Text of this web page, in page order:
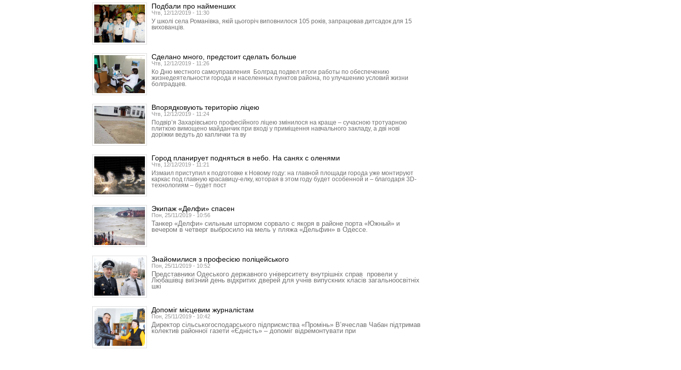
Подбали про найменших
Чтв, 12/12/2019 - 11:30
У школі села Романівка, якій цьогоріч виповнилося 105 років, запрацював дитсадок для 15
вихованців.
Сделано много, предстоит сделать больше
Чтв, 12/12/2019 - 11:26
Ко Дню местного самоуправления Болград подвел итоги работы по обеспечению
жизнедеятельности города и населенных пунктов района, по улучшению условий жизни
болградцев.
Впорядковують територію ліцею
Чтв, 12/12/2019 - 11:24
Подвір’я Захарівського професійного ліцею змінилося на краще – сучасною тротуарною
плиткою вимощено майданчик при вході у приміщення навчального закладу, а дві нові
доріжки ведуть до каплички та ву
Город планирует подняться в небо. На санях с оленями
Чтв, 12/12/2019 - 11:21
Измаил приступил к подготовке к Новому году: на главной площади города уже монтируют
каркас под главную красавицу-елку, которая в этом году будет особенной и – благодаря 3D-
технологиям – будет пост
Экипаж «Делфи» спасен
Пон, 25/11/2019 - 10:56
Танкер «Делфи» сильным штормом сорвало с якоря в районе порта «Южный» и
вечером в четверг выбросило на мель у пляжа «Дельфин» в Одессе.
Знайомилися з професією поліцейського
Пон, 25/11/2019 - 10:52
Представники Одеського державного університету внутрішніх справ провели у
Любашівці виїзний день відкритих дверей для учнів випускних класів загальноосвітніх
шкі
Допоміг місцевим журналістам
Пон, 25/11/2019 - 10:42
Директор сільськогосподарського підприємства «Промінь» В’ячеслав Чабан підтримав
колектив районної газети «Єдність» – допоміг відремонтувати при